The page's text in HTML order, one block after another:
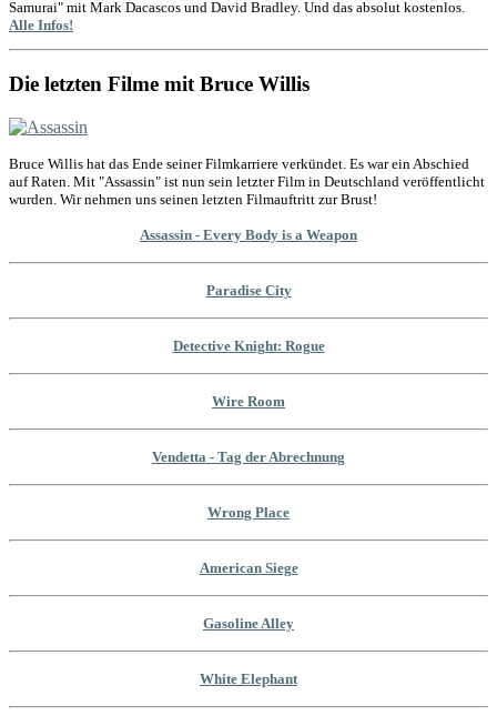
Samurai" mit Mark Dacascos und David Bradley. Und das absolut kostenlos.
Alle Infos!
Die letzten Filme mit Bruce Willis
Bruce Willis hat das Ende seiner Filmkarriere verkündet. Es war ein Abschied
auf Raten. Mit "Assassin" ist nun sein letzter Film in Deutschland veröffentlicht
wurden. Wir nehmen uns seinen letzten Filmauftritt zur Brust!
Assassin - Every Body is a Weapon
Paradise City
Detective Knight: Rogue
Wire Room
Vendetta - Tag der Abrechnung
Wrong Place
American Siege
Gasoline Alley
White Elephant